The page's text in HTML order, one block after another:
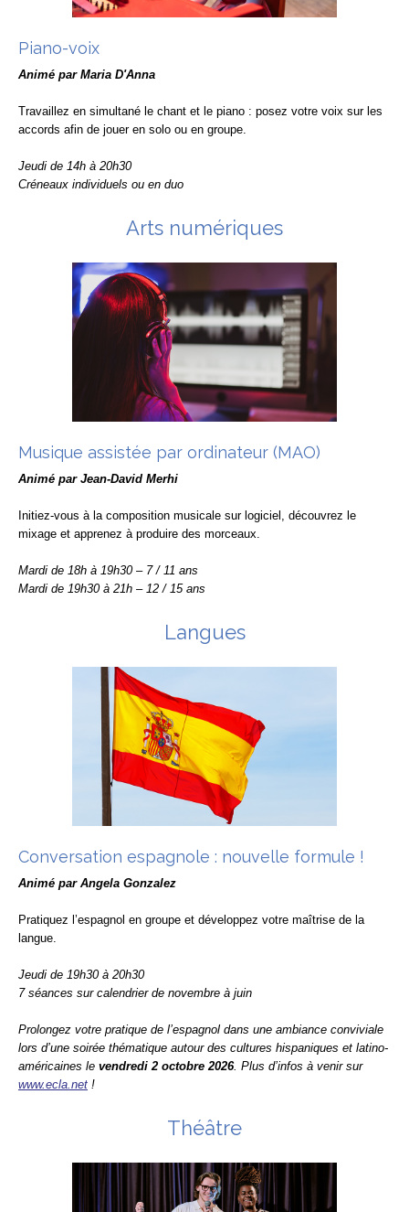
Piano-voix
Animé par Maria D'Anna
Travaillez en simultané le chant et le piano : posez votre voix sur les
accords afin de jouer en solo ou en groupe.
Jeudi de 14h à 20h30
Créneaux individuels ou en duo
Arts numériques
Musique assistée par ordinateur (MAO)
Animé par Jean-David Merhi
Initiez-vous à la composition musicale sur logiciel, découvrez le
mixage et apprenez à produire des morceaux.
Mardi de 18h à 19h30 – 7 / 11 ans
Mardi de 19h30 à 21h – 12 / 15 ans
Langues
Conversation espagnole : nouvelle formule !
Animé par Angela Gonzalez
Pratiquez l’espagnol en groupe et développez votre maîtrise de la
langue.
Jeudi de 19h30 à 20h30
7 séances sur calendrier de novembre à juin
Prolongez votre pratique de l’espagnol dans une ambiance conviviale
lors d’une soirée thématique autour des cultures hispaniques et latino-
américaines le vendredi 2 octobre 2026. Plus d’infos à venir sur
www.ecla.net !
Théâtre